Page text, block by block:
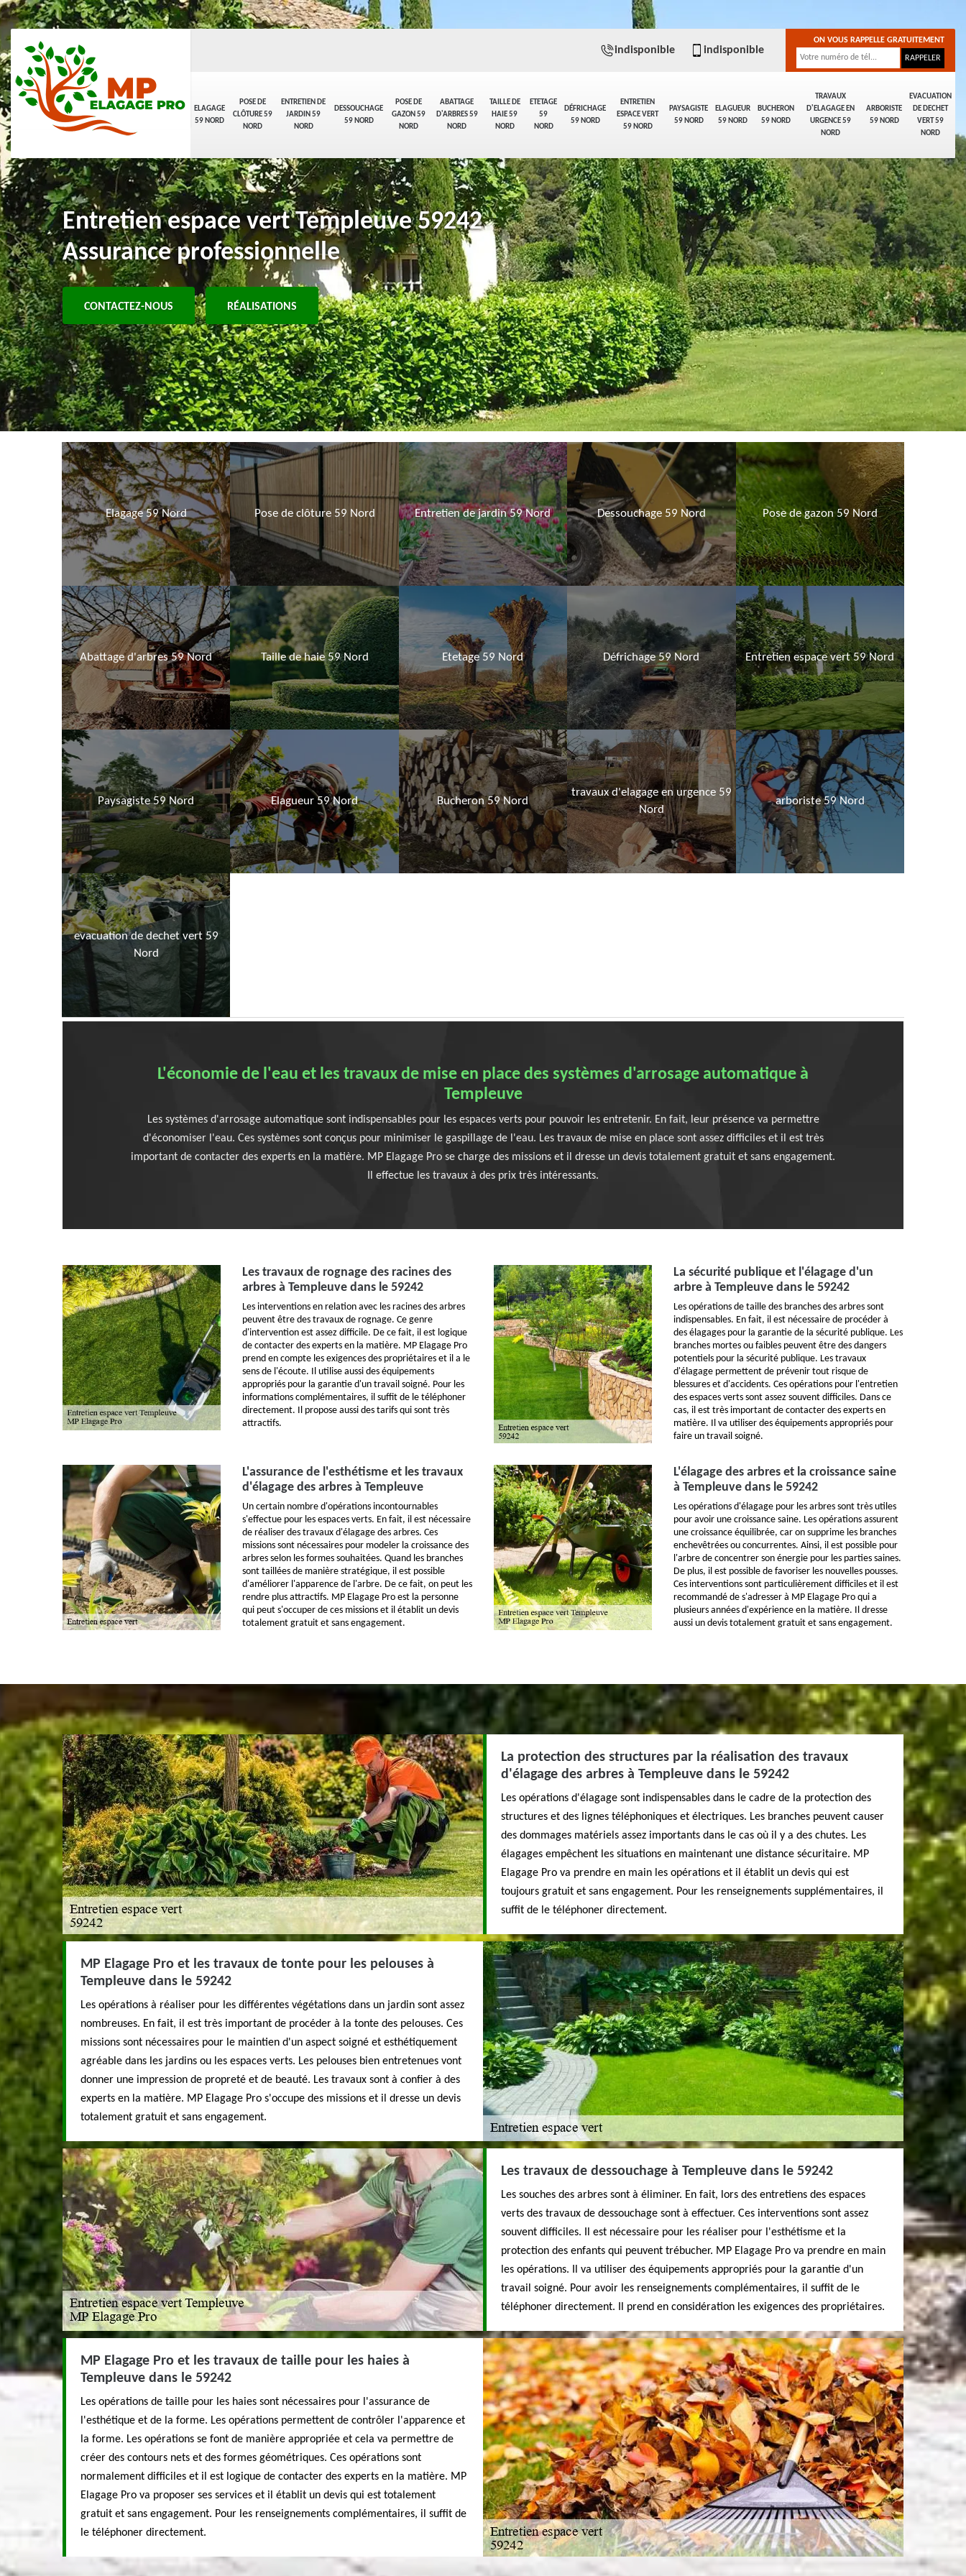
ELAGAGE
59 NORD
POSE DE
CLÔTURE 59
NORD
ENTRETIEN DE
JARDIN 59
NORD
DESSOUCHAGE
59 NORD
POSE DE
GAZON 59
NORD
ABATTAGE
D'ARBRES 59
NORD
TAILLE DE
HAIE 59
NORD
ETETAGE
59
NORD
DÉFRICHAGE
59 NORD
ENTRETIEN
ESPACE VERT
59 NORD
PAYSAGISTE
59 NORD
ELAGUEUR
59 NORD
BUCHERON
59 NORD
TRAVAUX
D'ELAGAGE EN
URGENCE 59
NORD
ARBORISTE
59 NORD
EVACUATION
DE DECHET
VERT 59
NORD
indisponible indisponible
ON VOUS RAPPELLE GRATUITEMENT
Entretien espace vert Templeuve 59242
Assurance professionnelle
CONTACTEZ-NOUS RÉALISATIONS
Elagage 59 Nord Pose de clôture 59 Nord Entretien de jardin 59 Nord Dessouchage 59 Nord Pose de gazon 59 Nord
Abattage d'arbres 59 Nord Taille de haie 59 Nord Etetage 59 Nord Défrichage 59 Nord Entretien espace vert 59 Nord
Paysagiste 59 Nord Elagueur 59 Nord Bucheron 59 Nord
travaux d'elagage en urgence 59
Nord
arboriste 59 Nord
evacuation de dechet vert 59
Nord
L'économie de l'eau et les travaux de mise en place des systèmes d'arrosage automatique à
Templeuve
Les systèmes d'arrosage automatique sont indispensables pour les espaces verts pour pouvoir les entretenir. En fait, leur présence va permettre
d'économiser l'eau. Ces systèmes sont conçus pour minimiser le gaspillage de l'eau. Les travaux de mise en place sont assez difficiles et il est très
important de contacter des experts en la matière. MP Elagage Pro se charge des missions et il dresse un devis totalement gratuit et sans engagement.
Il effectue les travaux à des prix très intéressants.
Les travaux de rognage des racines des
arbres à Templeuve dans le 59242
Les interventions en relation avec les racines des arbres
peuvent être des travaux de rognage. Ce genre
d'intervention est assez difficile. De ce fait, il est logique
de contacter des experts en la matière. MP Elagage Pro
prend en compte les exigences des propriétaires et il a le
sens de l'écoute. Il utilise aussi des équipements
appropriés pour la garantie d'un travail soigné. Pour les
informations complémentaires, il suffit de le téléphoner
directement. Il propose aussi des tarifs qui sont très
attractifs.
La sécurité publique et l'élagage d'un
arbre à Templeuve dans le 59242
Les opérations de taille des branches des arbres sont
indispensables. En fait, il est nécessaire de procéder à
des élagages pour la garantie de la sécurité publique. Les
branches mortes ou faibles peuvent être des dangers
potentiels pour la sécurité publique. Les travaux
d'élagage permettent de prévenir tout risque de
blessures et d'accidents. Ces opérations pour l'entretien
des espaces verts sont assez souvent difficiles. Dans ce
cas, il est très important de contacter des experts en
matière. Il va utiliser des équipements appropriés pour
faire un travail soigné.
L'assurance de l'esthétisme et les travaux
d'élagage des arbres à Templeuve
Un certain nombre d'opérations incontournables
s'effectue pour les espaces verts. En fait, il est nécessaire
de réaliser des travaux d'élagage des arbres. Ces
missions sont nécessaires pour modeler la croissance des
arbres selon les formes souhaitées. Quand les branches
sont taillées de manière stratégique, il est possible
d'améliorer l'apparence de l'arbre. De ce fait, on peut les
rendre plus attractifs. MP Elagage Pro est la personne
qui peut s'occuper de ces missions et il établit un devis
totalement gratuit et sans engagement.
L'élagage des arbres et la croissance saine
à Templeuve dans le 59242
Les opérations d'élagage pour les arbres sont très utiles
pour avoir une croissance saine. Les opérations assurent
une croissance équilibrée, car on supprime les branches
enchevêtrées ou concurrentes. Ainsi, il est possible pour
l'arbre de concentrer son énergie pour les parties saines.
De plus, il est possible de favoriser les nouvelles pousses.
Ces interventions sont particulièrement difficiles et il est
recommandé de s'adresser à MP Elagage Pro qui a
plusieurs années d'expérience en la matière. Il dresse
aussi un devis totalement gratuit et sans engagement.
La protection des structures par la réalisation des travaux
d'élagage des arbres à Templeuve dans le 59242
Les opérations d'élagage sont indispensables dans le cadre de la protection des
structures et des lignes téléphoniques et électriques. Les branches peuvent causer
des dommages matériels assez importants dans le cas où il y a des chutes. Les
élagages empêchent les situations en maintenant une distance sécuritaire. MP
Elagage Pro va prendre en main les opérations et il établit un devis qui est
toujours gratuit et sans engagement. Pour les renseignements supplémentaires, il
suffit de le téléphoner directement.
MP Elagage Pro et les travaux de tonte pour les pelouses à
Templeuve dans le 59242
Les opérations à réaliser pour les différentes végétations dans un jardin sont assez
nombreuses. En fait, il est très important de procéder à la tonte des pelouses. Ces
missions sont nécessaires pour le maintien d'un aspect soigné et esthétiquement
agréable dans les jardins ou les espaces verts. Les pelouses bien entretenues vont
donner une impression de propreté et de beauté. Les travaux sont à confier à des
experts en la matière. MP Elagage Pro s'occupe des missions et il dresse un devis
totalement gratuit et sans engagement.
Les travaux de dessouchage à Templeuve dans le 59242
Les souches des arbres sont à éliminer. En fait, lors des entretiens des espaces
verts des travaux de dessouchage sont à effectuer. Ces interventions sont assez
souvent difficiles. Il est nécessaire pour les réaliser pour l'esthétisme et la
protection des enfants qui peuvent trébucher. MP Elagage Pro va prendre en main
les opérations. Il va utiliser des équipements appropriés pour la garantie d'un
travail soigné. Pour avoir les renseignements complémentaires, il suffit de le
téléphoner directement. Il prend en considération les exigences des propriétaires.
MP Elagage Pro et les travaux de taille pour les haies à
Templeuve dans le 59242
Les opérations de taille pour les haies sont nécessaires pour l'assurance de
l'esthétique et de la forme. Les opérations permettent de contrôler l'apparence et
la forme. Les opérations se font de manière appropriée et cela va permettre de
créer des contours nets et des formes géométriques. Ces opérations sont
normalement difficiles et il est logique de contacter des experts en la matière. MP
Elagage Pro va proposer ses services et il établit un devis qui est totalement
gratuit et sans engagement. Pour les renseignements complémentaires, il suffit de
le téléphoner directement.